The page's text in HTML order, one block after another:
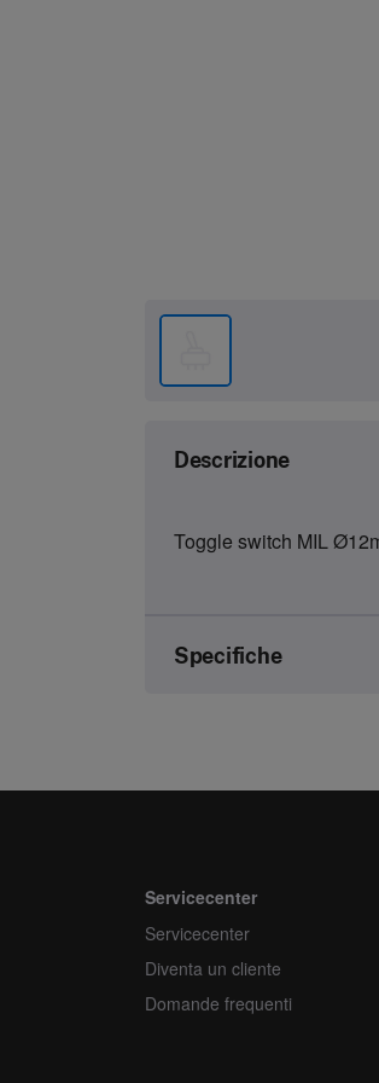
Descrizione
Toggle switch MIL
Specifiche
Numero dell'articolo
Unità
Quantità minima d'ordine
Ordina più
Servicecenter
Servicecenter
Diventa un cliente
Domande frequenti